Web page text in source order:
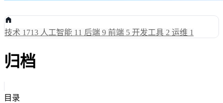
技术 1713 人工智能 11 后端 9 前端 5 开发工具 2 运维 1
归档
目录